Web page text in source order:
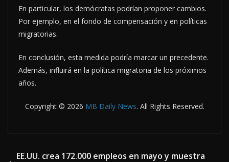
En particular, los demócratas podrían proponer cambios.
Por ejemplo, en el fondo de compensación y en políticas
migratorias.
En conclusión, esta medida podría marcar un precedente.
Además, influirá en la política migratoria de los próximos
años.
Copyright © 2026 MB Daily News. All Rights Reserved.
EE.UU. crea 172.000 empleos en mayo y muestra